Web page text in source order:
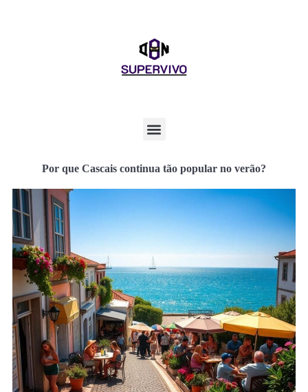
Por que Cascais continua tão popular no verão?